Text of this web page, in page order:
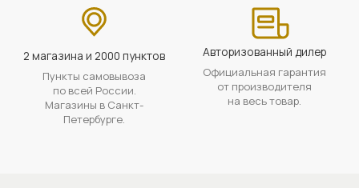
2 магазина и 2000 пунктов
Пункты самовывоза
по всей России.
Магазины в Санкт-
Петербурге.
Авторизованный дилер
Официальная гарантия
от производителя
на весь товар.